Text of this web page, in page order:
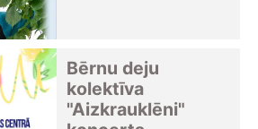
Bērnu deju
kolektīva
"Aizkrauklēni"